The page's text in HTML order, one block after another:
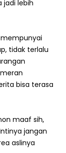
lebih
mempunyai
tidak terlalu
bisa terasa
maaf sih,
jangan
aslinya